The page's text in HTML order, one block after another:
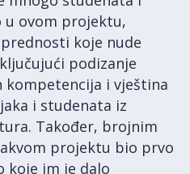
u ovom projektu,
koje nude
podizanje
i vještina
i studenata iz
Također, brojnim
projektu bio prvo
koje im je dalo